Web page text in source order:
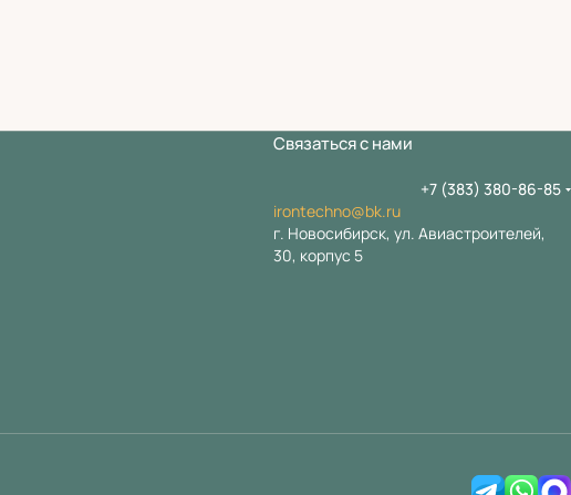
Связаться с нами
+7 (383) 380-86-85
irontechno@bk.ru
г. Новосибирск, ул. Авиастроителей,
30, корпус 5